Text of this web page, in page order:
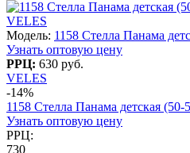
VELES
Модель: 1158 Стелла Панама
Узнать оптовую цену
РРЦ: 630 руб.
VELES
-14%
1158 Стелла Панама детская (50-
Узнать оптовую цену
РРЦ:
730